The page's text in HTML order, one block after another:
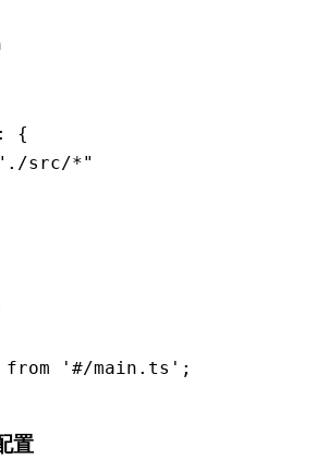
:
{
src/*"
from '#/main.ts' ;
置